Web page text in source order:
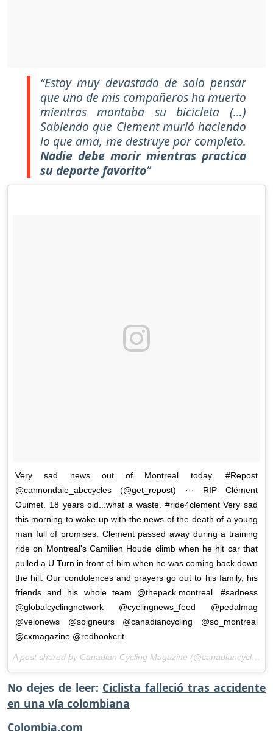
“Estoy muy devastado de solo pensar
que uno de mis compañeros ha muerto
mientras montaba su bicicleta (…)
Sabiendo que Clement murió haciendo
lo que ama, me destruye por completo.
Nadie debe morir mientras practica
su deporte favorito”
Very sad news out of Montreal today. #Repost
@cannondale_abccycles (@get_repost) ··· RIP Clément
Ouimet. 18 years old...what a waste. #ride4clement Very sad
this morning to wake up with the news of the death of a young
man full of promises. Clement passed away during a training
ride on Montreal's Camilien Houde climb when he hit car that
pulled a U Turn in front of him when he was coming back down
the hill. Our condolences and prayers go out to his family, his
friends and his whole team @thepack.montreal. #sadness
@globalcyclingnetwork @cyclingnews_feed @pedalmag
@velonews @soigneurs @canadiancycling @so_montreal
@cxmagazine @redhookcrit
A post shared by Canadian Cycling Magazine (@canadiancycling) on
No dejes de leer: Ciclista falleció tras accidente
en una vía colombiana
Colombia.com